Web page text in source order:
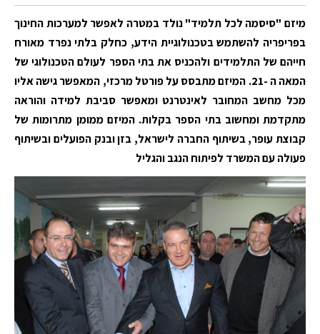
מיזם "סיסמה לכל תלמיד" נולד במטרה לאפשר למערכות החינוך
בפריפריה להשתמש בטכנולוגיית הידע, כחלק בלתי נפרד מאורח
חייהם של התלמידים ולהכניס את בתי הספר לעולם הטכנולוגי של
המאה ה -21. המיזם מתבסס על פורטל מרכזי, המאפשר גישה אליו
מכל מחשב המחובר לאינטרנט ומאפשר סביבת למידה והוראה
מתקדמת ומחשוב בתי הספר בקלות. המיזם ממומן מתרומות של
קבוצת עופר, בשיתוף החברה לישראל, בזן ובנק הפועלים ובשיתוף
פעולה עם המשרד לפיתוח הנגב והגליל